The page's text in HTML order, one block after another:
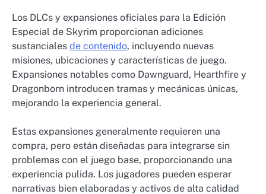
Los DLCs y expansiones oficiales para la Edición
Especial de Skyrim proporcionan adiciones
sustanciales de contenido, incluyendo nuevas
misiones, ubicaciones y características de juego.
Expansiones notables como Dawnguard, Hearthfire y
Dragonborn introducen tramas y mecánicas únicas,
mejorando la experiencia general.
Estas expansiones generalmente requieren una
compra, pero están diseñadas para integrarse sin
problemas con el juego base, proporcionando una
experiencia pulida. Los jugadores pueden esperar
narrativas bien elaboradas y activos de alta calidad